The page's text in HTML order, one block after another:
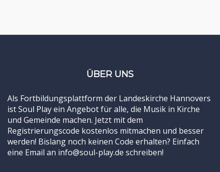
ÜBER UNS
Als Fortbildungsplattform der Landeskirche Hannovers
ist Soul Play ein Angebot für alle, die Musik in Kirche
und Gemeinde machen. Jetzt mit dem
Registrierungscode kostenlos mitmachen und besser
werden! Bislang noch keinen Code erhalten? Einfach
eine Email an info@soul-play.de schreiben!